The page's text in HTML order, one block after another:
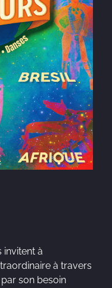
invitent à
à travers
son besoin